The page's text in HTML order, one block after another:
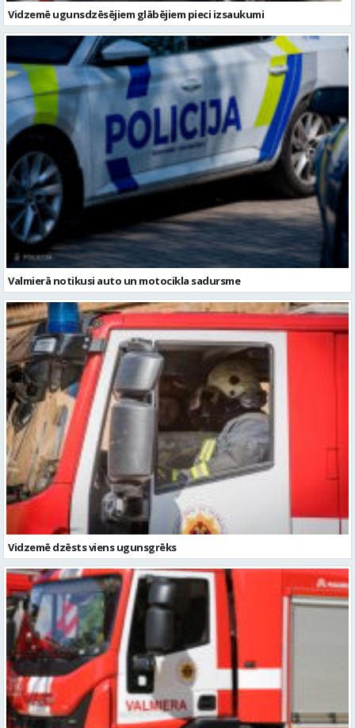
Vidzemē ugunsdzēsējiem glābējiem pieci izsaukumi
Valmierā notikusi auto un motocikla sadursme
Vidzemē dzēsts viens ugunsgrēks